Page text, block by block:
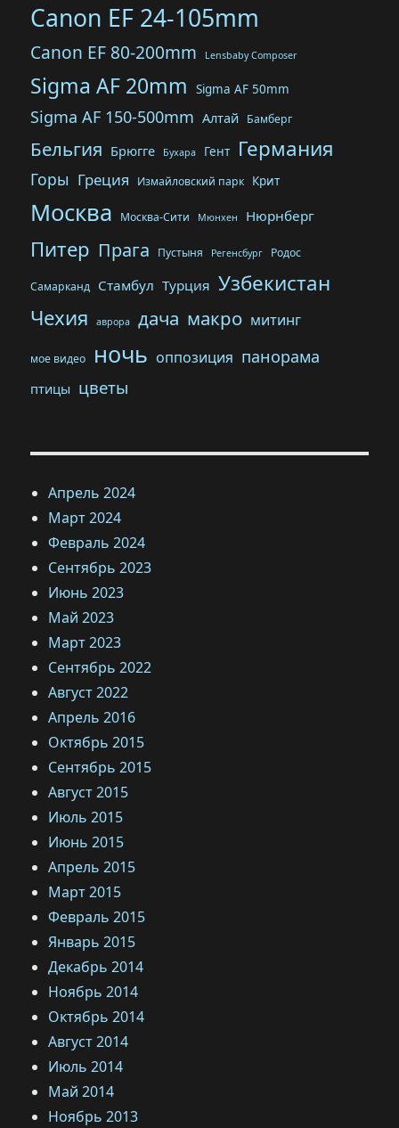
Canon EF 24-105mm
Canon EF 80-200mm Lensbaby Composer
Sigma AF 20mm Sigma AF 50mm
Sigma AF 150-500mm Алтай Бамберг
Бельгия Брюгге Бухара Гент Германия
Горы Греция Измайловский парк Крит
Москва Москва-Сити Мюнхен Нюрнберг
Питер Прага Пустыня Регенсбург Родос
Самарканд Стамбул Турция Узбекистан
Чехия аврора дача макро митинг
мое видео ночь оппозиция панорама
птицы цветы
Апрель 2024
Март 2024
Февраль 2024
Сентябрь 2023
Июнь 2023
Май 2023
Март 2023
Сентябрь 2022
Август 2022
Апрель 2016
Октябрь 2015
Сентябрь 2015
Август 2015
Июль 2015
Июнь 2015
Апрель 2015
Март 2015
Февраль 2015
Январь 2015
Декабрь 2014
Ноябрь 2014
Октябрь 2014
Август 2014
Июль 2014
Май 2014
Ноябрь 2013